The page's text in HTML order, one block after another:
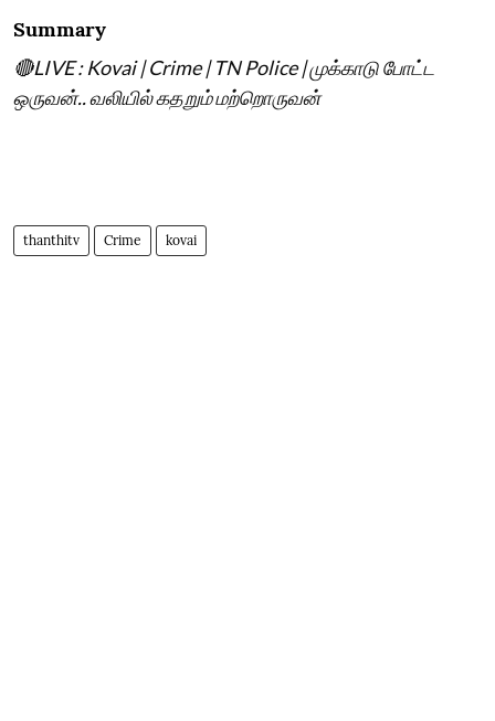
Summary
🔴LIVE : Kovai | Crime | TN Police | முக்காடு போட்ட
ஒருவன்.. வலியில் கதறும் மற்றொருவன்
thanthitv Crime kovai